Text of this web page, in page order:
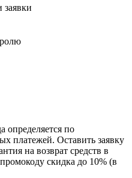
заявки
определяется по
платежей. Оставить заявку
на возврат средств в
скидка до 10% (в